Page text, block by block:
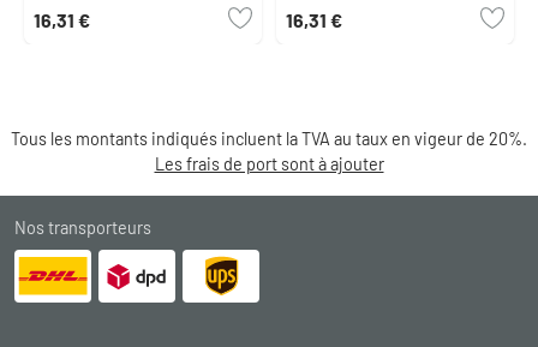
16,31 € 16,31 €
Tous les montants indiqués incluent la TVA au taux en vigeur de 20%.
Les frais de port sont à ajouter
Nos transporteurs